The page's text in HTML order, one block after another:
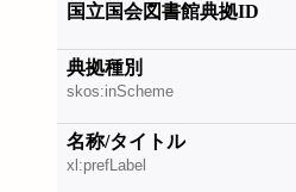
国立国会図書館典拠ID
典拠種別
skos:inScheme
名称/タイトル
xl:prefLabel